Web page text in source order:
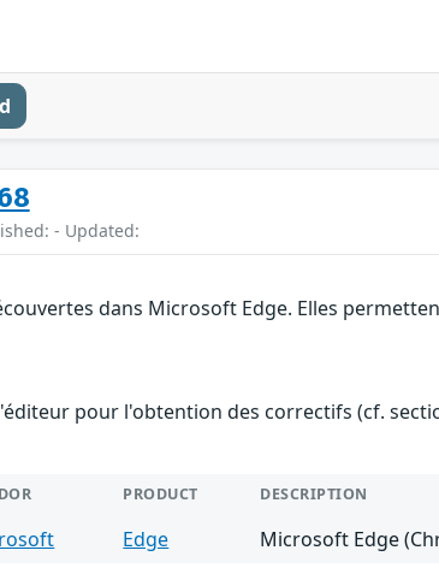
- Updated:
dans Microsoft Edge. Elles
pour l'obtention des correctifs (cf.
PRODUCT DESCRIPTION
Edge Microsoft Edge